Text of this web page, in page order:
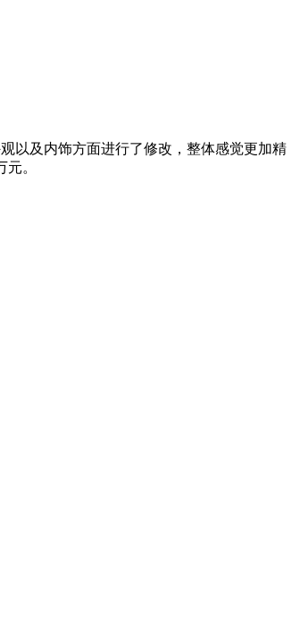
以及内饰方面进行了修改，整体感觉更加精
。